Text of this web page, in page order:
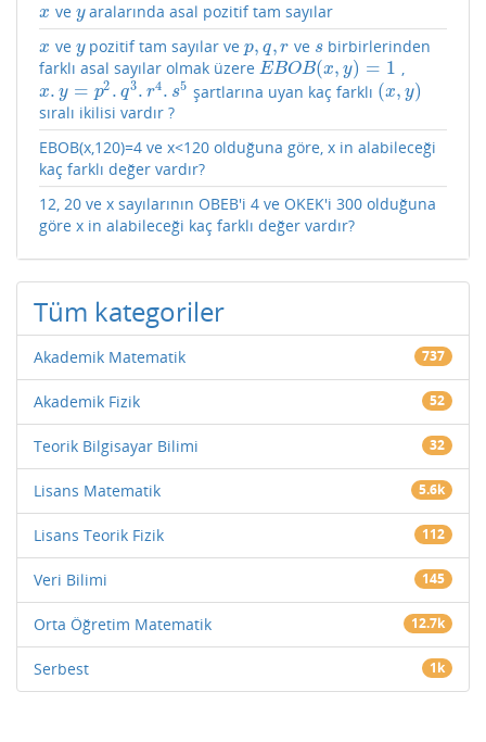
x
x ve y
yaralarında asal pozitif tam sayılar
x
x ve y
ypozitif tam sayılar vep, q, r
p,q,r ve s
sbirbirlerinden
farklı asal sayılar olmak üzere EBOB(x, y) = 1
EBOB(x,y)=1 ,
x. y = p2 . q3. r4. s5
x.y =p2. q3.r 4.s5 şartlarına uyan kaç farklı (x, y)
(x,y)
sıralı ikilisi vardır ?
EBOB(x,120)=4 ve x<120 olduğuna göre, x in alabileceği
kaç farklı değer vardır?
12, 20 ve x sayılarının OBEB'i 4 ve OKEK'i 300 olduğuna
göre x in alabileceği kaç farklı değer vardır?
Tüm kategoriler
Akademik Matematik 737
Akademik Fizik 52
Teorik Bilgisayar Bilimi 32
Lisans Matematik 5.6k
Lisans Teorik Fizik 112
Veri Bilimi 145
Orta Öğretim Matematik 12.7k
Serbest 1k